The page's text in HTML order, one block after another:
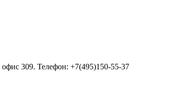
309. Телефон: +7(495)150-55-37